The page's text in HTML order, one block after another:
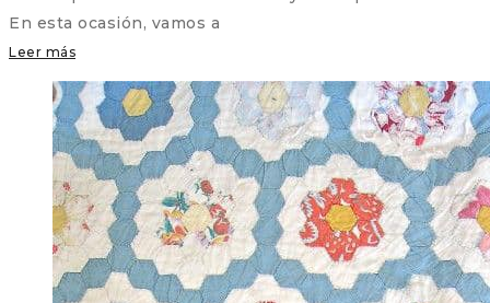
En esta ocasión, vamos a
Leer más